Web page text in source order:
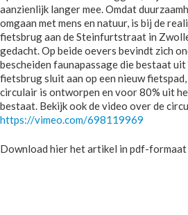
aanzienlijk langer mee. Omdat
omgaan met mens en natuur, is bij de
fietsbrug aan de Steinfurtstraat in
gedacht. Op beide oevers bevindt zich
bescheiden faunapassage die bestaat uit
fietsbrug sluit aan op een nieuw
circulair is ontworpen en voor 80% uit
bestaat. Bekijk ook de video over de
https://vimeo.com/698119969
Download hier het artikel in pdf-formaat